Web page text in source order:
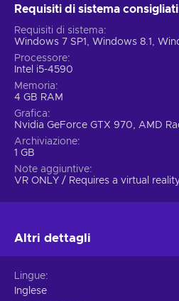
Requisiti di sistema consigliati
Requisiti di sistema
Windows 7 SP1, Windows 8.1,
Processore
Intel i5-4590
Memoria
4 GB RAM
Grafica
Nvidia GeForce GTX 970, AMD
Archiviazione
1 GB
Note aggiuntive
VR ONLY / Requires a virtual
Altri dettagli
Lingue
Inglese